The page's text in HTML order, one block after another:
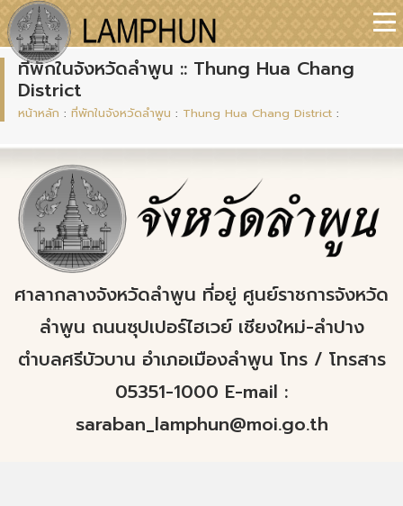
ที่พักในจังหวัดลำพูน :: Thung Hua Chang
District
หน้าหลัก : ที่พักในจังหวัดลำพูน : Thung Hua Chang District :
ศาลากลางจังหวัดลำพูน ที่อยู่ ศูนย์ราชการจังหวัด
ลำพูน ถนนซุปเปอร์ไฮเวย์ เชียงใหม่-ลำปาง
ตำบลศรีบัวบาน อำเภอเมืองลำพูน โทร / โทรสาร
05351-1000 E-mail :
saraban_lamphun@moi.go.th